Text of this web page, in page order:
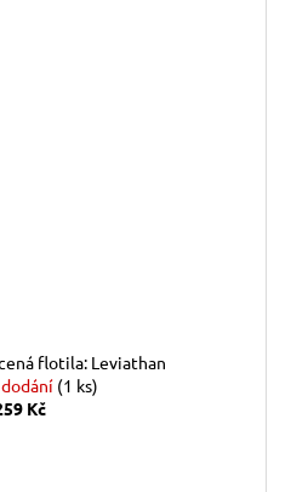
flotila: Leviathan
(1 ks)
Kč